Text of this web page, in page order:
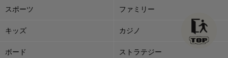
スポーツ ファミリー
キッズ カジノ
ボード ストラテジー